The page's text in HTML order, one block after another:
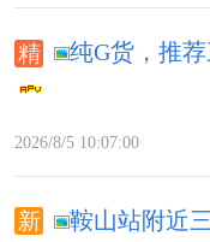
纯G货，推荐
2026/8/5 10:07:00
鞍山站附近